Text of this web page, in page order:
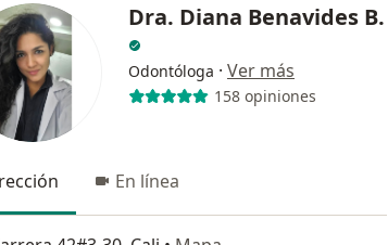
Dra. Diana Benavides B.
Odontóloga · Ver más
158 opiniones
En línea